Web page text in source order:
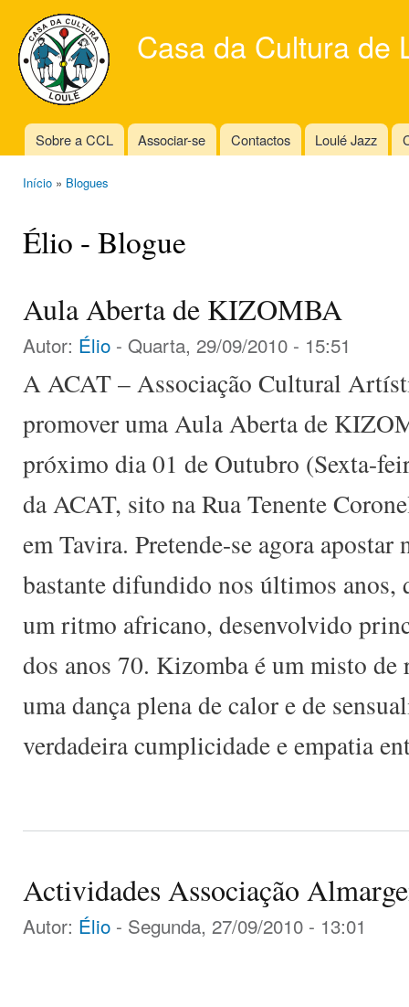
Casa da Cultura de
Main menu
Sobre a CCL Associar-se Contactos Loulé Jazz
Início » Blogues
Élio - Blogue
Aula Aberta de KIZOMBA
Autor: Élio - Quarta, 29/09/2010 - 15:51
A ACAT – Associação Cultural
promover uma Aula Aberta de
próximo dia 01 de Outubro (Sexta-
da ACAT, sito na Rua Tenente
em Tavira. Pretende-se agora apostar
bastante difundido nos últimos anos,
um ritmo africano, desenvolvido
dos anos 70. Kizomba é um misto de
uma dança plena de calor e de
verdadeira cumplicidade e empatia
Actividades Associação
Autor: Élio - Segunda, 27/09/2010 - 13:01